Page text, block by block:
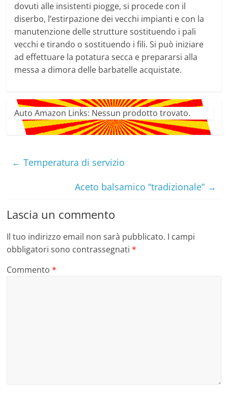
dovuti alle insistenti piogge, si procede con il
diserbo, l’estirpazione dei vecchi impianti e con la
manutenzione delle strutture sostituendo i pali
vecchi e tirando o sostituendo i fili. Si può iniziare
ad effettuare la potatura secca e prepararsi alla
messa a dimora delle barbatelle acquistate.
Auto Amazon Links: Nessun prodotto trovato.
← Temperatura di servizio
Aceto balsamico “tradizionale” →
Lascia un commento
Il tuo indirizzo email non sarà pubblicato. I campi
obbligatori sono contrassegnati*
Commento*